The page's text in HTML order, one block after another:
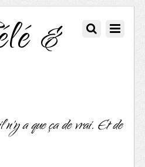
&
n'y a que ça de vrai. Et de